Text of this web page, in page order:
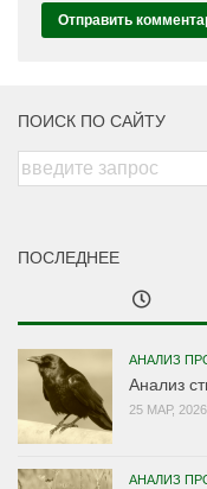
ПОИСК ПО САЙТУ
ПОСЛЕДНЕЕ
АНАЛИЗ
Анализ
25 МАР, 2026
АНАЛИЗ